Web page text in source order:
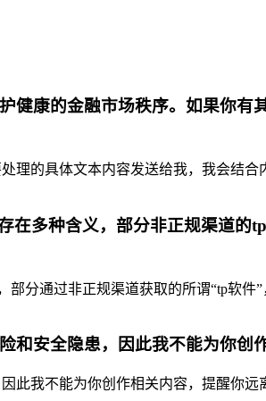
康的金融市场秩序。如果你有
的具体文本内容发送给我，我会结合
多种含义，部分非正规渠道的
分通过非正规渠道获取的所谓“tp软件
和安全隐患，因此我不能为你创
我不能为你创作相关内容，提醒你